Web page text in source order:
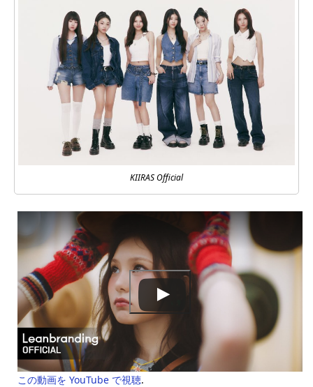
KIIRAS Official
この動画を YouTube で視聴.